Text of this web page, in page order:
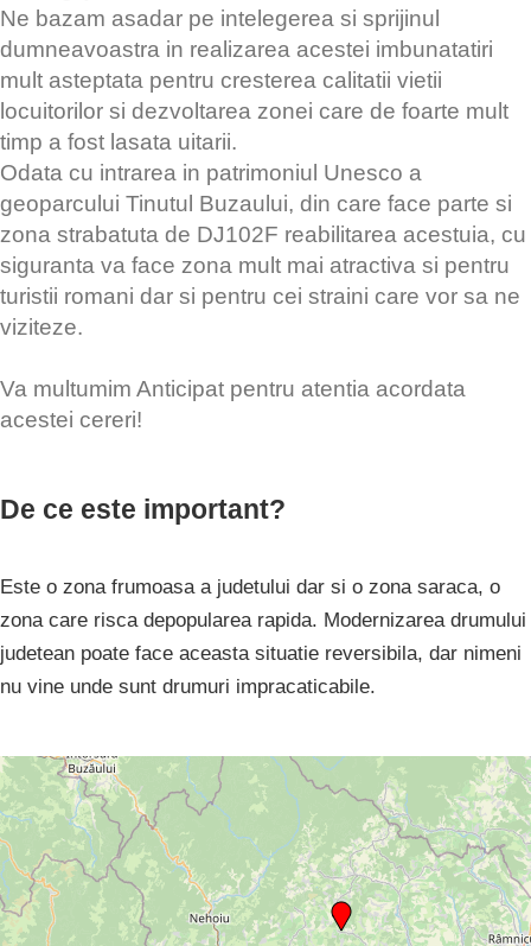
Ne bazam asadar pe intelegerea si sprijinul
dumneavoastra in realizarea acestei imbunatatiri
mult asteptata pentru cresterea calitatii vietii
locuitorilor si dezvoltarea zonei care de foarte mult
timp a fost lasata uitarii.
Odata cu intrarea in patrimoniul Unesco a
geoparcului Tinutul Buzaului, din care face parte si
zona strabatuta de DJ102F reabilitarea acestuia, cu
siguranta va face zona mult mai atractiva si pentru
turistii romani dar si pentru cei straini care vor sa ne
viziteze.
Va multumim Anticipat pentru atentia acordata
acestei cereri!
De ce este important?
Este o zona frumoasa a judetului dar si o zona saraca, o
zona care risca depopularea rapida. Modernizarea drumului
judetean poate face aceasta situatie reversibila, dar nimeni
nu vine unde sunt drumuri impracaticabile.